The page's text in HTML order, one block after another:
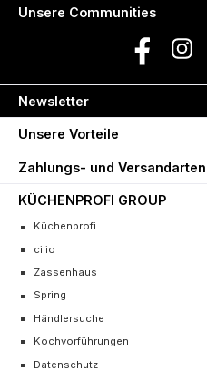
Unsere Communities
Facebook Instagram
Newsletter
Unsere Vorteile
Zahlungs- und Versandarten
KÜCHENPROFI GROUP
Küchenprofi
cilio
Zassenhaus
Spring
Händlersuche
Kochvorführungen
Datenschutz